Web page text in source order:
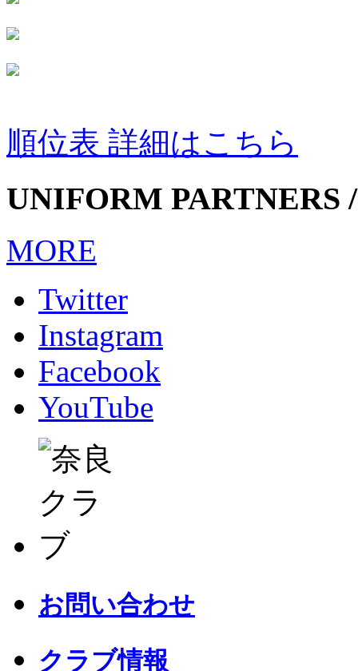
順位表 詳細はこちら
UNIFORM PARTNERS
MORE
Twitter
Instagram
Facebook
YouTube
お問い合わせ
クラブ情報